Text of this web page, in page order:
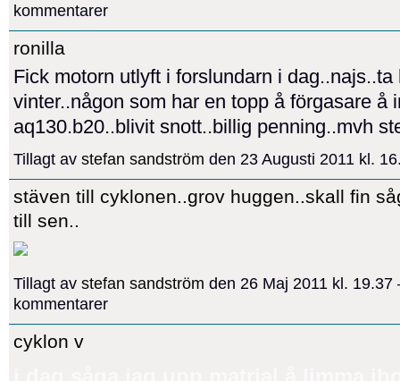
kommentarer
ronilla
Fick motorn utlyft i forslundarn i dag..najs..ta
vinter..någon som har en topp å förgasare å
aq130.b20..blivit snott..billig penning..mvh
Tillagt av stefan sandström den 23 Augusti 2011 kl.
stäven till cyklonen..grov huggen..skall fin
till sen..
Tillagt av stefan sandström den 26 Maj 2011 kl.
kommentarer
cyklon v